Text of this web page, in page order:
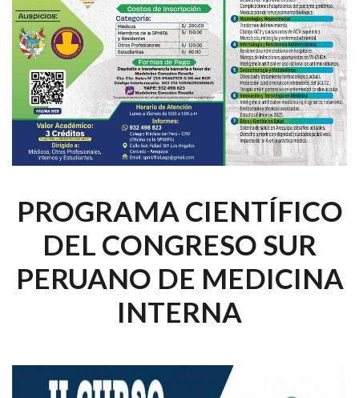
PROGRAMA CIENTÍFICO
DEL CONGRESO SUR
PERUANO DE MEDICINA
INTERNA